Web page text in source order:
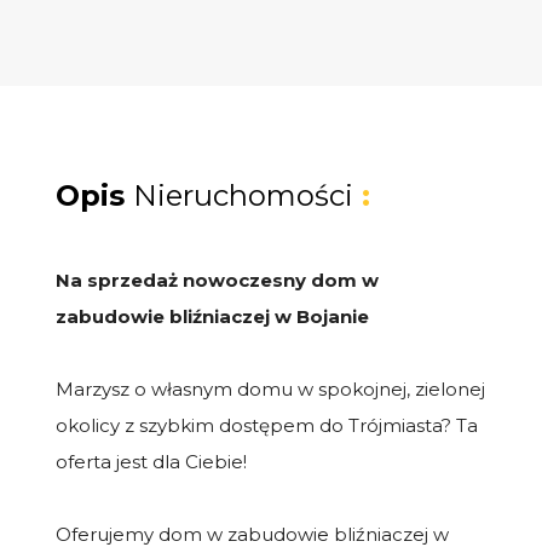
Opis Nieruchomości :
Na sprzedaż nowoczesny dom w
zabudowie bliźniaczej w Bojanie
Marzysz o własnym domu w spokojnej, zielonej
okolicy z szybkim dostępem do Trójmiasta? Ta
oferta jest dla Ciebie!
Oferujemy dom w zabudowie bliźniaczej w